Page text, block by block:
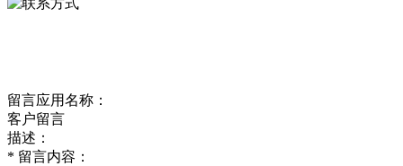
留言应用名称：
客户留言
描述：
* 留言内容：